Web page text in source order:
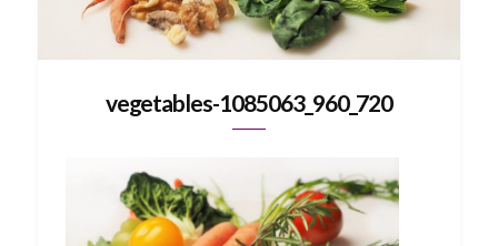
vegetables-1085063_960_720